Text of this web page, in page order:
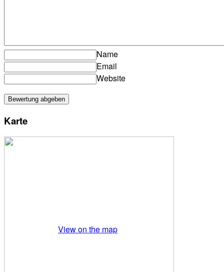
Name
Email
Website
Karte
View on the map